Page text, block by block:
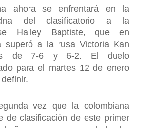
ahora se enfrentará en la
del clasificatorio a la
Hailey Baptiste, que en
superó a la rusa Victoria Kan
de 7-6 y 6-2. El duelo
para el martes 12 de enero
vez que la colombiana
de clasificación de este primer